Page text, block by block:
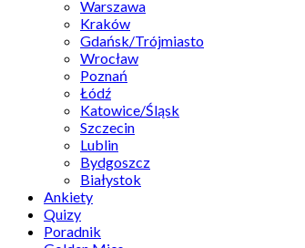
Warszawa
Kraków
Gdańsk/Trójmiasto
Wrocław
Poznań
Łódź
Katowice/Śląsk
Szczecin
Lublin
Bydgoszcz
Białystok
Ankiety
Quizy
Poradnik